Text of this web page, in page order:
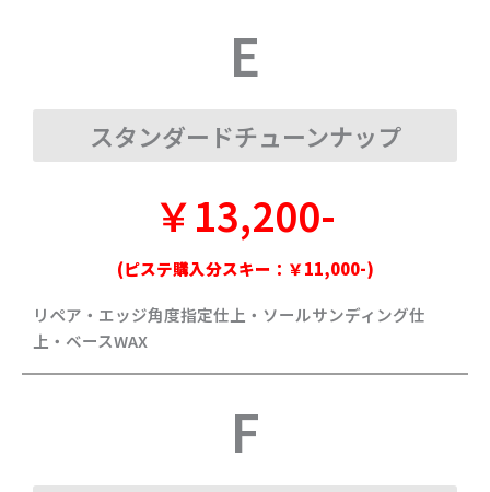
E
スタンダードチューンナップ
￥13,200-
(ピステ購入分スキー：￥11,000-)
リペア・エッジ角度指定仕上・ソールサンディング仕
上・ベースWAX
F